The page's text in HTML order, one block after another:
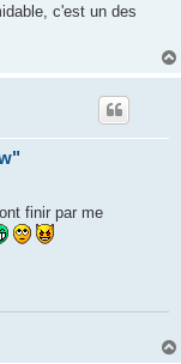
c'est un des
finir par me